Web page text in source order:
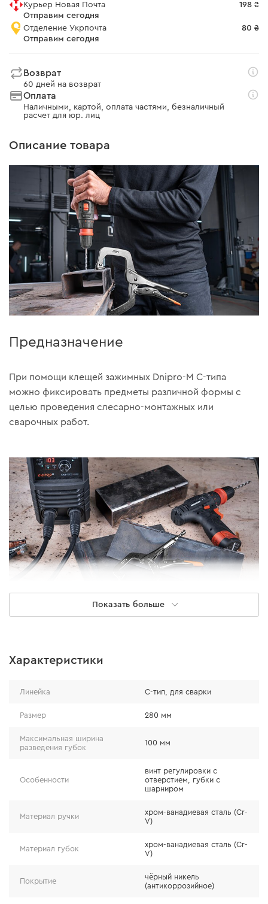
Курьер Новая Почта
Отправим сегодня
198 ₴
Отделение Укрпочта
Отправим сегодня
80 ₴
Возврат
60 дней на возврат
Оплата
Наличными, картой, оплата частями, безналичный
расчет для юр. лиц
Описание товара
Предназначение
При помощи клещей зажимных Dnipro-M С-типа
можно фиксировать предметы различной формы с
целью проведения слесарно-монтажных или
сварочных работ.
изготовлены из высокопрочной хром-
имеют защитное антикоррозийное покрытие
«черный никель», которое предотвращает
Показать больше
Характеристики
Линейка С-тип, для сварки
Размер 280 мм
Максимальная ширина
разведения губок
100 мм
Особенности
винт регулировки с
отверстием, губки с
шарниром
Материал ручки
хром-ванадиевая сталь (Cr-
V)
Материал губок
хром-ванадиевая сталь (Cr-
V)
Покрытие
чёрный никель
(антикоррозийное)